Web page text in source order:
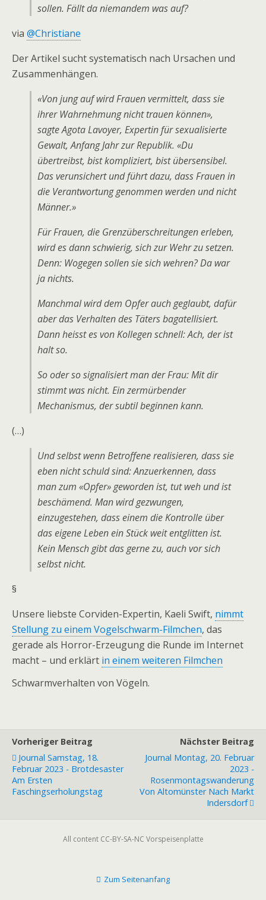
sollen. Fällt da niemandem was auf?
via @Christiane
Der Artikel sucht systematisch nach Ursachen und
Zusammenhängen.
«Von jung auf wird Frauen vermittelt, dass sie
ihrer Wahrnehmung nicht trauen können»,
sagte Agota Lavoyer, Expertin für sexualisierte
Gewalt, Anfang Jahr zur Republik. «Du
übertreibst, bist kompliziert, bist übersensibel.
Das verunsichert und führt dazu, dass Frauen in
die Verantwortung genommen werden und nicht
Männer.»
Für Frauen, die Grenz­überschreitungen erleben,
wird es dann schwierig, sich zur Wehr zu setzen.
Denn: Wogegen sollen sie sich wehren? Da war
ja nichts.
Manchmal wird dem Opfer auch geglaubt, dafür
aber das Verhalten des Täters bagatellisiert.
Dann heisst es von Kollegen schnell: Ach, der ist
halt so.
So oder so signalisiert man der Frau: Mit dir
stimmt was nicht. Ein zermürbender
Mechanismus, der subtil beginnen kann.
(…)
Und selbst wenn Betroffene realisieren, dass sie
eben nicht schuld sind: Anzuerkennen, dass
man zum «Opfer» geworden ist, tut weh und ist
beschämend. Man wird gezwungen,
einzugestehen, dass einem die Kontrolle über
das eigene Leben ein Stück weit entglitten ist.
Kein Mensch gibt das gerne zu, auch vor sich
selbst nicht.
§
Unsere liebste Corviden-Expertin, Kaeli Swift, nimmt
Stellung zu einem Vogelschwarm-Filmchen, das
gerade als Horror-Erzeugung die Runde im Internet
macht – und erklärt in einem weiteren Filmchen
Schwarmverhalten von Vögeln.
Vorheriger Beitrag
Journal Samstag, 18.
Februar 2023 - Brotdesaster
Am Ersten
Faschingserholungstag
Nächster Beitrag
Journal Montag, 20. Februar
2023 -
Rosenmontagswanderung
Von Altomünster Nach Markt
Indersdorf
All content CC-BY-SA-NC Vorspeisenplatte
Zum Seitenanfang